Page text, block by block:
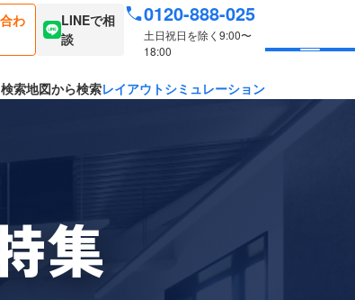
わ
LINEで相
談
0120-888-025
土日祝日を除く9:00〜
18:00
索地図から検索レイアウトシミュレーション
集